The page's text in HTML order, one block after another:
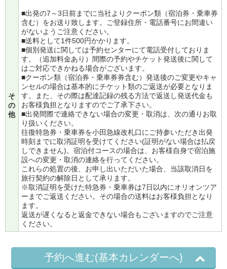
そ
の
他
■出発の7～3日前までに当社よりクーポン類（宿泊券・乗車券
含む）をお送り致します。ご登録住所・電話番号にお間違い
がないようご注意ください。
■送料として1件500円かかります。
■個別発送に関しては予約センターにて電話受付しておりま
す。（追加料金あり）間際の予約やチケット発送後に関して
はご対応できかねる場合がございます。
■クーポン類（宿泊券・乗車券券含む）発送後のご変更やキャ
ンセルの場合は基本的にチケット類のご返送が必要となりま
す。また、その際は配達記録の残る方法で返送し発送代金も
お客様負担となりますのでご了承下さい。
■出発間際で連絡できない場合の変更・取消は、次の通りお取
り扱いください。
往復特急券・乗車券を小田急線改札口にご持参いただき出発
時刻までに取消証明を受けてください(証明がない場合は払戻
しできません)。宿泊付コースの場合は、お客様自身で宿泊施
設への変更・取消の連絡を行ってください。
これらの処置の後、お申し出いただいた場合、当該取消日を
旅行契約の解除日として承ります。
※取消証明を受けた特急券・乗車券は7日以内にオリオンツア
ーまでご返送ください。その場合の送料はお客様負担となり
ます。
返送が遅くなると返金できない場合もございますのでご注意
ください。
予約へ進む(基本カレンダーへ)